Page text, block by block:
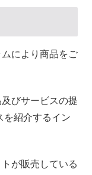
により商品をご
びサービスの提
を紹介するイン
が販売している